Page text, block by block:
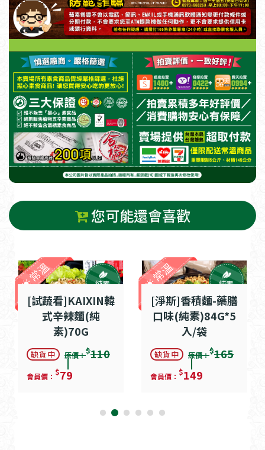
您可能還會喜歡
[試蔬看]KAIXIN韓
式辛辣麵(純
素)70G
缺貨中 原價：$110
會員價： $79
常溫 純素
[淨斯]香積麵-藥膳
口味(純素)84G*5
入/袋
缺貨中 原價：$165
會員價： $149
常溫 純素